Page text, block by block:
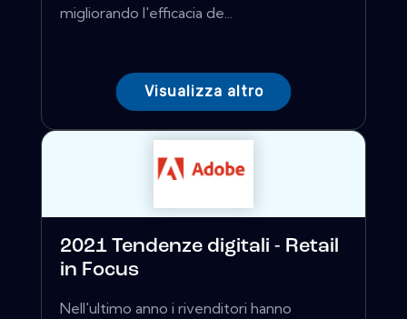
migliorando l'efficacia de...
Visualizza altro
2021 Tendenze digitali - Retail
in Focus
Nell'ultimo anno i rivenditori hanno